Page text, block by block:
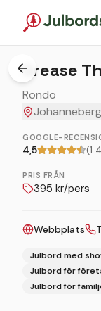
Grease
Rondo
GOOGLE-
4,5 (1
PRIS FRÅN
395 kr/pers
Webbplats
Julbord med
Julbord för
Julbord för